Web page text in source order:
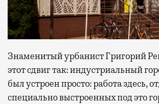
Знаменитый урбанист Григорий
этот сдвиг так: индустриальный
был устроен просто: работа здесь,
специально выстроенных под это